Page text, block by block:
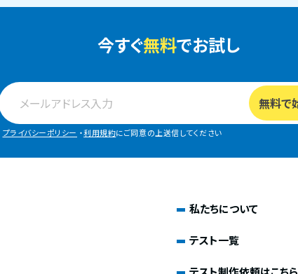
今すぐ無料でお試し
プライバシーポリシー ・利用規約にご同意の上送信してください
私たちについて
テスト一覧